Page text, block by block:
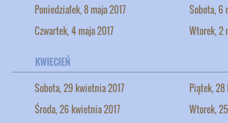
Poniedziałek, 8 maja 2017
Sobota, 6
Czwartek, 4 maja 2017
Wtorek, 2
KWIECIEŃ
Sobota, 29 kwietnia 2017
Piątek,
Środa, 26 kwietnia 2017
Wtorek,